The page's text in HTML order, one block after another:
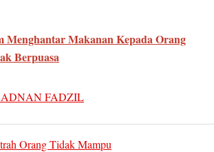
Menghantar Makanan Kepada Orang
Berpuasa
FADZIL
Orang Tidak Mampu